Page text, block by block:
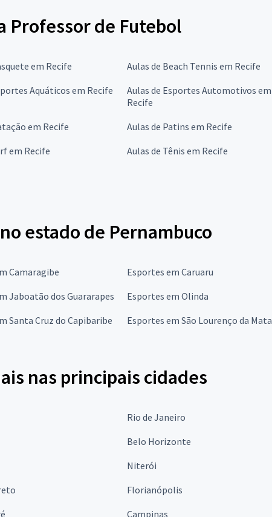
Professor de Futebol
em Recife Aulas de Beach Tennis em Recife
Aquáticos em Recife
Aulas de Esportes Automotivos em
Recife
em Recife Aulas de Patins em Recife
em Recife Aulas de Tênis em Recife
estado de Pernambuco
Camaragibe Esportes em Caruaru
Jaboatão dos Guararapes Esportes em Olinda
Santa Cruz do Capibaribe Esportes em São Lourenço da Mata
nas principais cidades
Rio de Janeiro
Belo Horizonte
Niterói
Florianópolis
Campinas